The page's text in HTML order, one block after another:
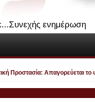
ενημέρωση
Απαγορεύεται το